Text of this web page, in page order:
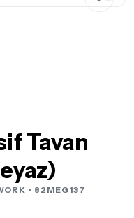
Tavan
• 82MEG137